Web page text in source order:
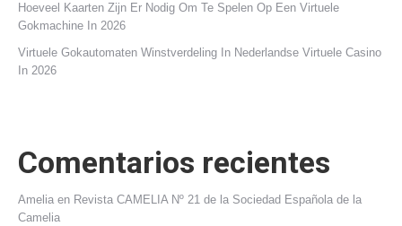
Hoeveel Kaarten Zijn Er Nodig Om Te Spelen Op Een Virtuele
Gokmachine In 2026
Virtuele Gokautomaten Winstverdeling In Nederlandse Virtuele Casino
In 2026
Comentarios recientes
Amelia en Revista CAMELIA Nº 21 de la Sociedad Española de la
Camelia